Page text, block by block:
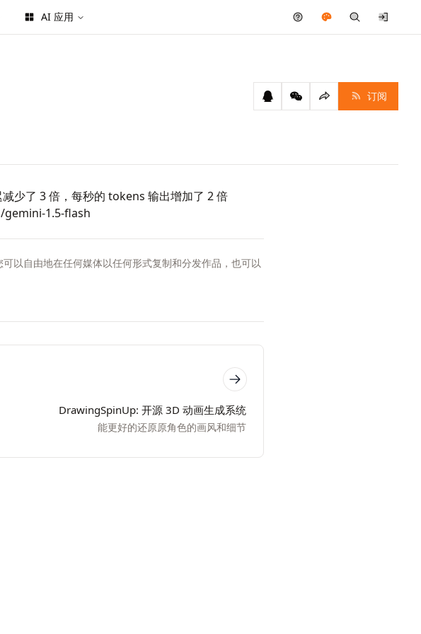
AI 应用
订阅
少了 3 倍，每秒的 tokens 输出增加了 2 倍
gemini-1.5-flash
以自由地在任何媒体以任何形式复制和分发作品，也可以
DrawingSpinUp: 开源 3D 动画生成系统
能更好的还原原角色的画风和细节